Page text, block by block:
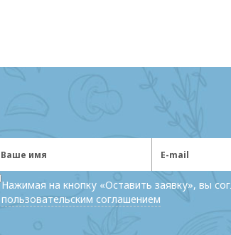
Нажимая на кнопку «Оставить заявку», вы
пользовательским соглашением